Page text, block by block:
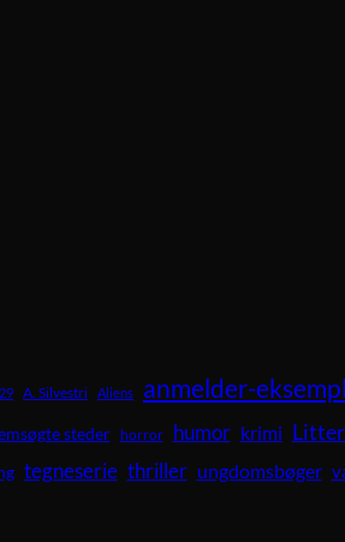
A. Silvestri Aliens anmelder-
steder horror humor krimi
tegneserie thriller ungdomsbøger